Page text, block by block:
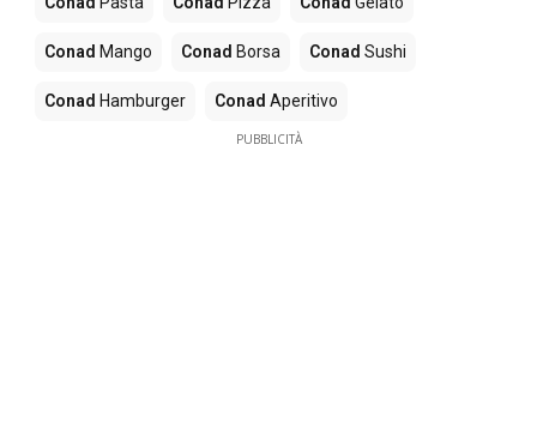
Conad Mango Conad Borsa Conad Sushi
Conad Hamburger Conad Aperitivo
PUBBLICITÀ